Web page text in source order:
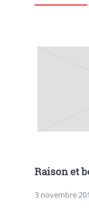
Raison et
3 novembre